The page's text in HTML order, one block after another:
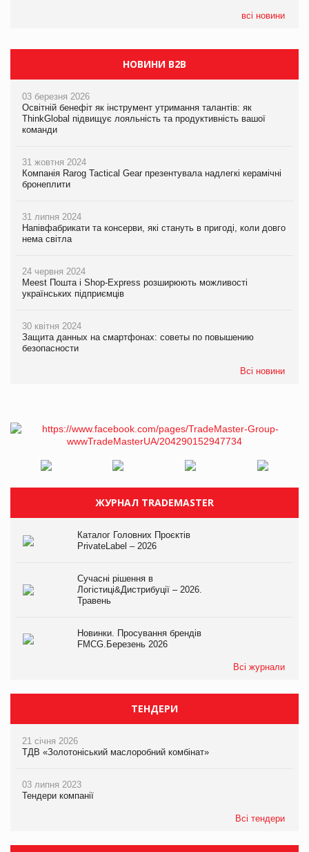
всі новини
НОВИНИ B2B
03 березня 2026
Освітній бенефіт як інструмент утримання талантів: як
ThinkGlobal підвищує лояльність та продуктивність вашої
команди
31 жовтня 2024
Компанія Rarog Tactical Gear презентувала надлегкі керамічні
бронеплити
31 липня 2024
Напівфабрикати та консерви, які стануть в пригоді, коли довго
нема світла
24 червня 2024
Meest Пошта і Shop-Express розширюють можливості
українських підприємців
30 квітня 2024
Защита данных на смартфонах: советы по повышению
безопасности
Всі новини
ЖУРНАЛ TRADEMASTER
Каталог Головних Проєктів
PrivateLabel – 2026
Сучасні рішення в
Логістиці&Дистрибуції – 2026.
Травень
Новинки. Просування брендів
FMCG.Березень 2026
Всі журнали
ТЕНДЕРИ
21 січня 2026
ТДВ «Золотоніський маслоробний комбінат»
03 липня 2023
Тендери компанії
Всі тендери